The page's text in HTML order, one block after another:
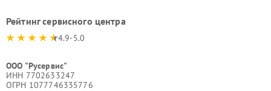
Рейтинг сервисного центра
4.9-5.0
ООО "Русервис"
ИНН 7702633247
ОГРН 1077746335776